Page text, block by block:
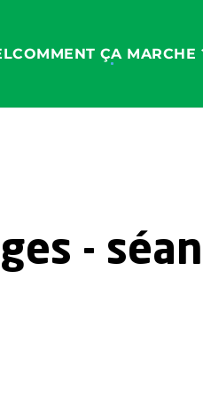
COMMENT ÇA MARCHE
-